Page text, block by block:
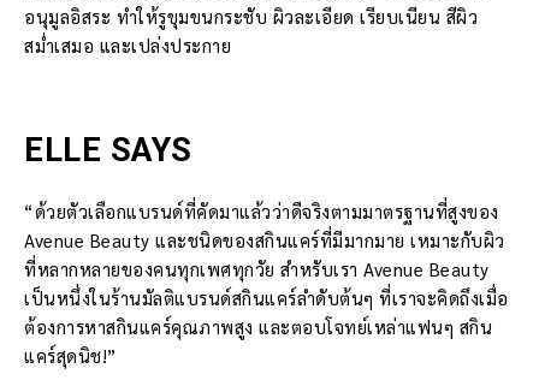
อนุมูลอิสระ ทำให้รูขุมขนกระชับ ผิวละเอียด เรียบเนียน สีผิว
สม่ำเสมอ และเปล่งประกาย
ELLE SAYS
“ด้วยตัวเลือกแบรนด์ที่คัดมาแล้วว่าดีจริงตามมาตรฐานที่สูงของ
Avenue Beauty และชนิดของสกินแคร์ที่มีมากมาย เหมาะกับผิว
ที่หลากหลายของคนทุกเพศทุกวัย สำหรับเรา Avenue Beauty
เป็นหนึ่งในร้านมัลติแบรนด์สกินแคร์ลำดับต้นๆ ที่เราจะคิดถึงเมื่อ
ต้องการหาสกินแคร์คุณภาพสูง และตอบโจทย์เหล่าแฟนๆ สกิน
แคร์สุดนิช!”